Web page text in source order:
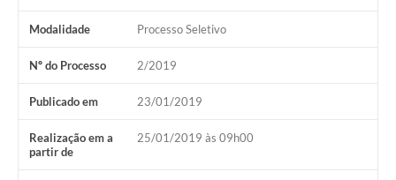
Audiências Públicas
Arquivos para Download
Notícias
Turismo
Modalidade Processo Seletivo
Nº do Processo 2/2019
Publicado em 23/01/2019
Realização em a
partir de
25/01/2019 às 09h00